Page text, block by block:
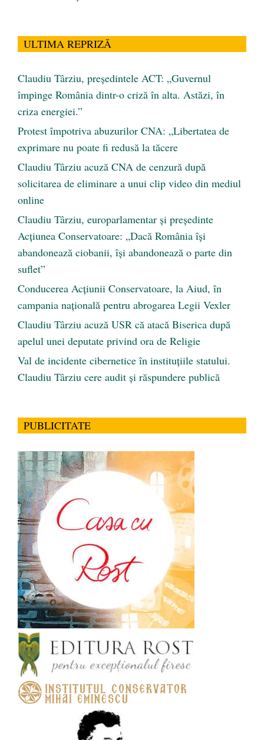
ULTIMA REPRIZĂ
Claudiu Târziu, președintele ACT: „Guvernul
împinge România dintr-o criză în alta. Astăzi, în
criza energiei.”
Protest împotriva abuzurilor CNA: „Libertatea de
exprimare nu poate fi redusă la tăcere
Claudiu Târziu acuză CNA de cenzură după
solicitarea de eliminare a unui clip video din mediul
online
Claudiu Târziu, europarlamentar și președinte
Acțiunea Conservatoare: „Dacă România își
abandonează ciobanii, își abandonează o parte din
suflet”
Conducerea Acțiunii Conservatoare, la Aiud, în
campania națională pentru abrogarea Legii Vexler
Claudiu Târziu acuză USR că atacă Biserica după
apelul unei deputate privind ora de Religie
Val de incidente cibernetice în instituțiile statului.
Claudiu Târziu cere audit și răspundere publică
PUBLICITATE